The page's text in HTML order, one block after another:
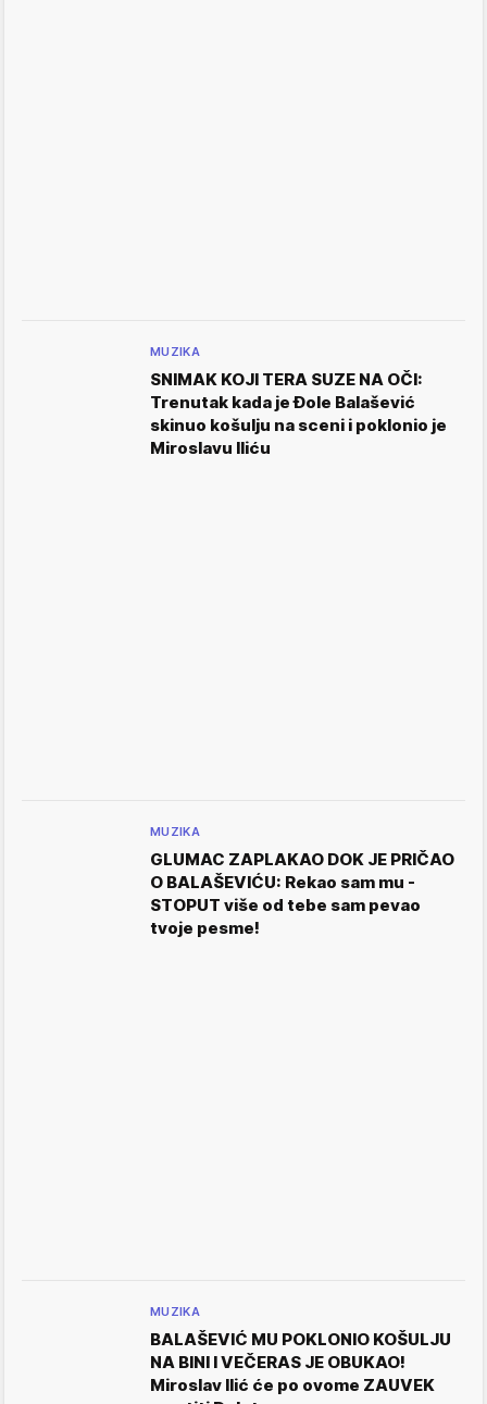
MUZIKA
SNIMAK KOJI TERA SUZE NA OČI:
Trenutak kada je Đole Balašević
skinuo košulju na sceni i poklonio je
Miroslavu Iliću
MUZIKA
GLUMAC ZAPLAKAO DOK JE PRIČAO
O BALAŠEVIĆU: Rekao sam mu -
STOPUT više od tebe sam pevao
tvoje pesme!
MUZIKA
BALAŠEVIĆ MU POKLONIO KOŠULJU
NA BINI I VEČERAS JE OBUKAO!
Miroslav Ilić će po ovome ZAUVEK